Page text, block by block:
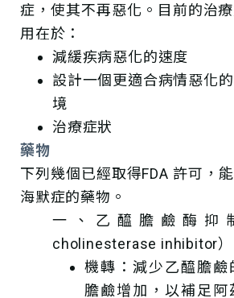
症，使其不再惡化。目前的治
用在於：
減緩疾病惡化的速度
設計一個更適合病情惡化
境
治療症狀
藥物
下列幾個已經取得FDA 許可，
海默症的藥物。
一、乙醯膽鹼酶抑
cholinesterase inhibitor）
機轉：減少乙醯膽鹼
膽鹼增加，以補足阿